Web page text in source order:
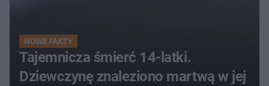
NOWE FAKTY
Tajemnicza śmierć 14-latki.
Dziewczynę znaleziono martwą w jej